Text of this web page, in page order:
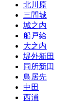
北川原
三間城
城之内
船戸給
大之内
堤外新田
同所新田
鳥居先
中田
西浦